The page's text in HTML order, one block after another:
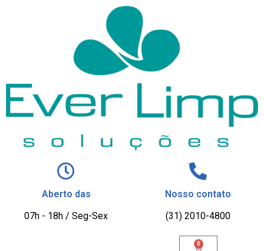
Aberto das
07h - 18h / Seg-Sex
Nosso contato
(31) 2010-4800
0